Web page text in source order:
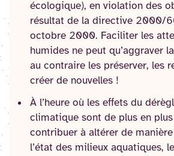
écologique), en violation des
résultat de la directive 2000/
octobre 2000. Faciliter les
humides ne peut qu’aggraver
au contraire les préserver, les
créer de nouvelles !
À l’heure où les effets du
climatique sont de plus en
contribuer à altérer de
l’état des milieux aquatiques,